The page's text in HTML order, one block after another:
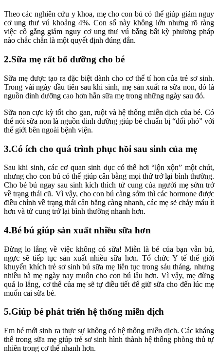
Theo các nghiên cứu y khoa, mẹ cho con bú có thể giúp giảm nguy
cơ ung thư vú khoảng 4%. Con số này không lớn nhưng rõ ràng
việc cố gắng giảm nguy cơ ung thư vú bằng bất kỳ phương pháp
nào chắc chắn là một quyết định đúng đắn.
2.Sữa mẹ rất bổ dưỡng cho bé
Sữa mẹ được tạo ra đặc biệt dành cho cơ thể tí hon của trẻ sơ sinh.
Trong vài ngày đầu tiên sau khi sinh, mẹ sản xuất ra sữa non, đó là
nguồn dinh dưỡng cao hơn hẳn sữa mẹ trong những ngày sau đó.
Sữa non cực kỳ tốt cho gan, ruột và hệ thống miễn dịch của bé. Có
thể nói sữa non là nguồn dinh dưỡng giúp bé chuẩn bị “đối phó” với
thế giới bên ngoài bệnh viện.
3.Có ích cho quá trình phục hồi sau sinh của mẹ
Sau khi sinh, các cơ quan sinh dục có thể hơi “lộn xộn” một chút,
nhưng cho con bú có thể giúp cân bằng mọi thứ trở lại bình thường.
Cho bé bú ngay sau sinh kích thích tử cung của người mẹ sớm trở
về trạng thái cũ. Vì vậy, cho con bú càng sớm thì các hormone được
điều chỉnh về trạng thái cân bằng càng nhanh, các mẹ sẽ chảy máu ít
hơn và tử cung trở lại bình thường nhanh hơn.
4.Bé bú giúp sản xuất nhiều sữa hơn
Đừng lo lắng về việc không có sữa! Miễn là bé của bạn vẫn bú,
ngực sẽ tiếp tục sản xuất nhiều sữa hơn. Tổ chức Y tế thế giới
khuyến khích trẻ sơ sinh bú sữa mẹ liên tục trong sáu tháng, nhưng
nhiều bà mẹ ngày nay muốn cho con bú lâu hơn. Vì vậy, mẹ đừng
quá lo lắng, cơ thể của mẹ sẽ tự điều tiết để giữ sữa cho đến lúc mẹ
muốn cai sữa bé.
5.Giúp bé phát triển hệ thống miễn dịch
Em bé mới sinh ra thực sự không có hệ thống miễn dịch. Các kháng
thể trong sữa mẹ giúp trẻ sơ sinh hình thành hệ thống phòng thủ tự
nhiên trong cơ thể nhanh hơn.